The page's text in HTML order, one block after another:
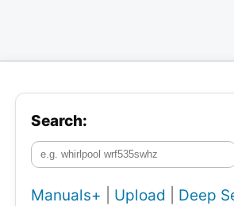
Search:
Manuals+ Upload Deep